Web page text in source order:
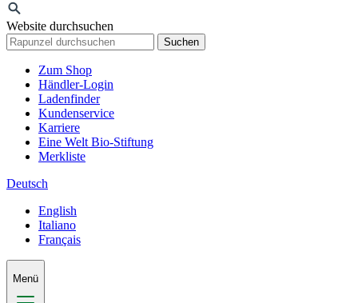
Website durchsuchen
Suchen
Zum Shop
Händler-Login
Ladenfinder
Kundenservice
Karriere
Eine Welt Bio-Stiftung
Merkliste
Deutsch
English
Italiano
Français
Menü